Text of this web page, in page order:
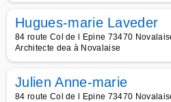
Hugues-marie Laveder
84 route Col de l Epine 73470
Architecte dea à Novalaise
Julien Anne-marie
84 route Col de l Epine 73470